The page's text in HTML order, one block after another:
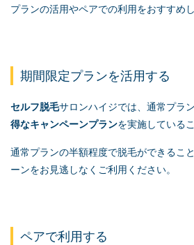
プランの活用やペアでの利用をおすすめし
期間限定プランを活用する
セルフ脱毛サロンハイジでは、通常プラ
得なキャンペーンプランを実施している
通常プランの半額程度で脱毛ができるこ
ーンをお見逃しなくご利用ください。
ペアで利用する